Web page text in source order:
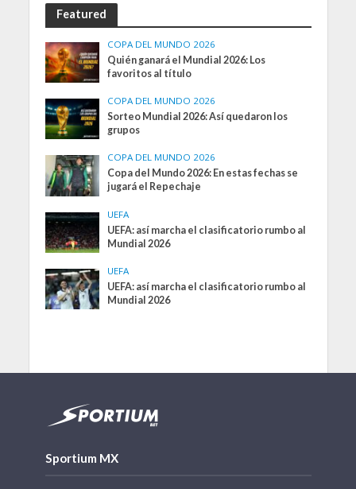
Featured
COPA DEL MUNDO 2026
Quién ganará el Mundial 2026: Los
favoritos al título
COPA DEL MUNDO 2026
Sorteo Mundial 2026: Así quedaron los
grupos
COPA DEL MUNDO 2026
Copa del Mundo 2026: En estas fechas se
jugará el Repechaje
UEFA
UEFA: así marcha el clasificatorio rumbo al
Mundial 2026
UEFA
UEFA: así marcha el clasificatorio rumbo al
Mundial 2026
Sportium MX